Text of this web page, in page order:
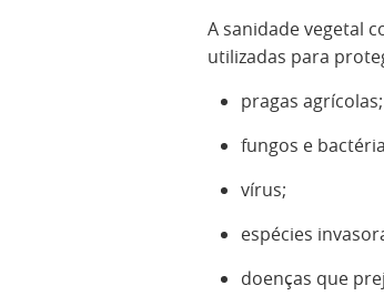
A sanidade vegetal
utilizadas para
pragas agrícolas;
fungos e
vírus;
espécies
doenças que